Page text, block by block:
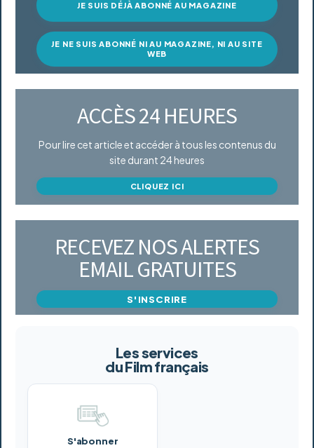
JE SUIS DÉJÀ ABONNÉ AU MAGAZINE
JE NE SUIS ABONNÉ NI AU MAGAZINE, NI AU SITE
WEB
ACCÈS 24 HEURES
Pour lire cet article et accéder à tous les contenus du
site durant 24 heures
CLIQUEZ ICI
RECEVEZ NOS ALERTES
EMAIL GRATUITES
S'INSCRIRE
Les services
du Film français
S'abonner